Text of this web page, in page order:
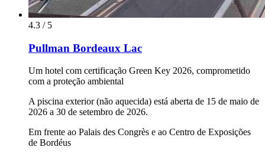
4.3 / 5
Pullman Bordeaux Lac
Um hotel com certificação Green Key 2026, comprometido
com a proteção ambiental
A piscina exterior (não aquecida) está aberta de 15 de maio de
2026 a 30 de setembro de 2026.
Em frente ao Palais des Congrès e ao Centro de Exposições
de Bordéus